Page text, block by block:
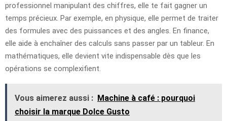
professionnel manipulant des chiffres, elle te fait gagner un
temps précieux. Par exemple, en physique, elle permet de traiter
des formules avec des puissances et des angles. En finance,
elle aide à enchaîner des calculs sans passer par un tableur. En
mathématiques, elle devient vite indispensable dès que les
opérations se complexifient.
Vous aimerez aussi : Machine à café : pourquoi
choisir la marque Dolce Gusto